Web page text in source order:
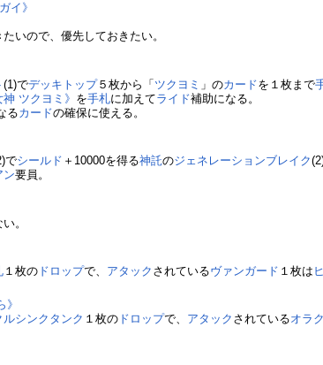
イ》
いので、優先しておきたい。
(1)でデッキトップ５枚から「ツクヨミ 」のカードを１枚まで
神 ツクヨミ》 を手札に加えてライド補助になる。
るカードの確保に使える。
でシールド ＋10000を得る神託のジェネレーションブレイク
ン要員。
。
１枚の ドロップで、 アタック されているヴァンガード １枚は
ルシンクタンク １枚の ドロップで、 アタック されているオラ